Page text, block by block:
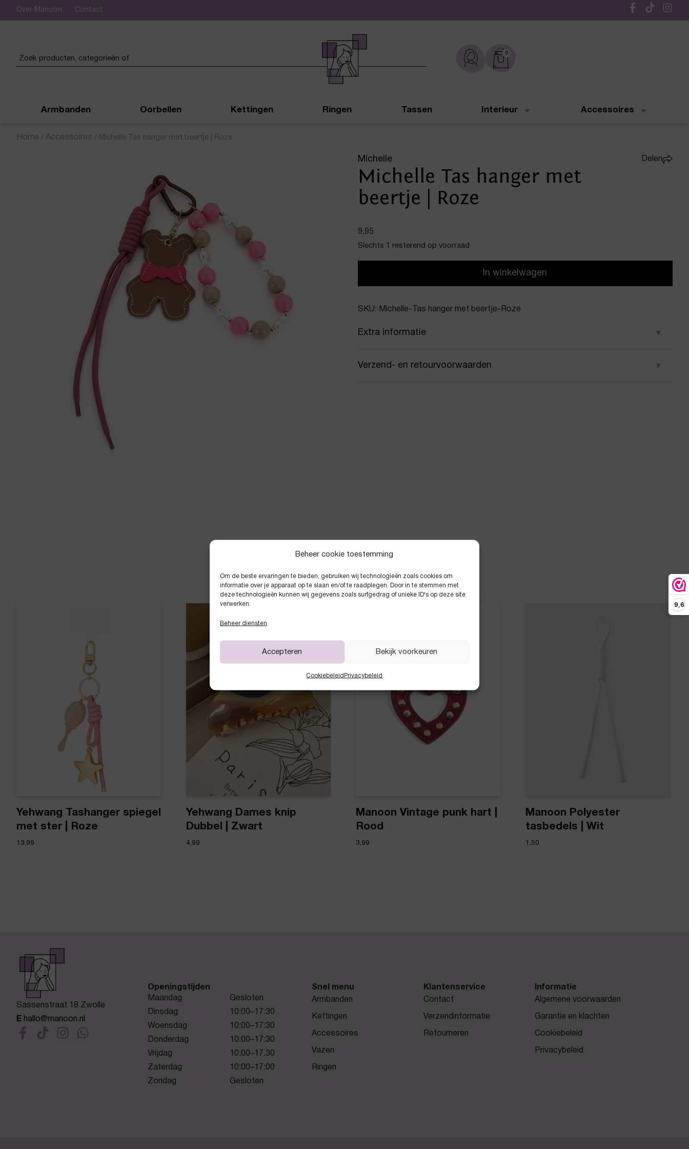
9,6
Beheer cookie toestemming
Om de beste ervaringen te bieden, gebruiken wij technologieën zoals cookies om
informatie over je apparaat op te slaan en/of te raadplegen. Door in te stemmen met
deze technologieën kunnen wij gegevens zoals surfgedrag of unieke ID's op deze site
verwerken.
Beheer diensten
Accepteren Bekijk voorkeuren
Cookiebeleid Privacybeleid
Over Manoon Contact
De leukste sieraden online en in de winkel Gratis verzending vanaf € 50,-
0
Armbanden Oorbellen Kettingen Ringen Tassen Interieur Accessoires
Home / Accessoires / Michelle Tas hanger met beertje | Roze
Michelle
Michelle Tas hanger met
beertje | Roze
Delen
9,95
Slechts 1 resterend op voorraad
In winkelwagen
SKU: Michelle-Tas hanger met beertje-Roze
Extra informatie
Kleur Roze
Verzend- en retourvoorwaarden
Anderen kochten ook
Yehwang Tashanger spiegel
met ster | Roze
13,99
Yehwang Dames knip
Dubbel | Zwart
4,99
Manoon Vintage punk hart |
Rood
3,99
Manoon Polyester
tasbedels | Wit
1,50
Sassenstraat 18 Zwolle
E hallo@manoon.nl
Openingstijden
Maandag
Gesloten
Dinsdag
10:00–17:30
Woensdag
10:00–17:30
Donderdag
10:00–17:30
Vrijdag
10:00–17.30
Zaterdag
10:00–17:00
Zondag
Gesloten
Snel menu
Armbanden
Kettingen
Accessoires
Vazen
Ringen
Klantenservice
Contact
Verzendinformatie
Retourneren
Informatie
Algemene voorwaarden
Garantie en klachten
Cookiebeleid
Privacybeleid